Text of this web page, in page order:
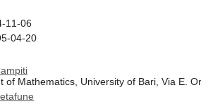
11-06
04-20
of Mathematics, University of Bari, Via E.